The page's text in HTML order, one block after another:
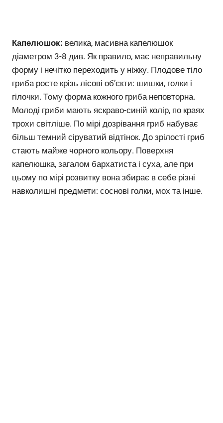
Капелюшок: велика, масивна капелюшок
діаметром 3-8 див. Як правило, має неправильну
форму і нечітко переходить у ніжку. Плодове тіло
гриба росте крізь лісові об’єкти: шишки, голки і
гілочки. Тому форма кожного гриба неповторна.
Молоді гриби мають яскраво-синій колір, по краях
трохи світліше. По мірі дозрівання гриб набуває
більш темний сіруватий відтінок. До зрілості гриб
стають майже чорного кольору. Поверхня
капелюшка, загалом бархатиста і суха, але при
цьому по мірі розвитку вона збирає в себе різні
навколишні предмети: соснові голки, мох та інше.